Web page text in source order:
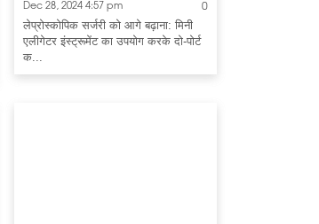
Dec 28, 2024 4:57 pm 0
लेप्रोस्कोपिक सर्जरी को आगे बढ़ाना: मिनी
एलीगेटर इंस्ट्रूमेंट का उपयोग करके दो-पोर्ट
क...